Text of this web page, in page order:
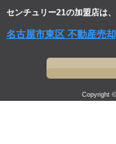
センチュリー21の加盟店は
名古屋市東区 不動産売却
Copyright